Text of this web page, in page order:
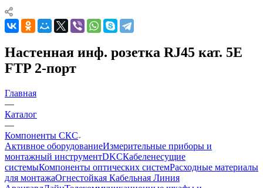
Настенная инф. розетка RJ45 кат. 5E
FTP 2-порт
Главная
—
Каталог
—
Компоненты СКС
Активное оборудованиеИзмерительные приборы и
монтажный инструментDKCКабеленесущие
системыКомпоненты оптических системРасходные материалы
для монтажаОгнестойкая Кабельная Линия